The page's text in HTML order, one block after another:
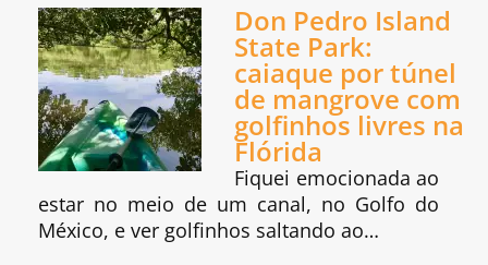
Don Pedro Island
State Park:
caiaque por túnel
de mangrove com
golfinhos livres na
Flórida
Fiquei emocionada ao
estar no meio de um canal, no Golfo do
México, e ver golfinhos saltando ao…